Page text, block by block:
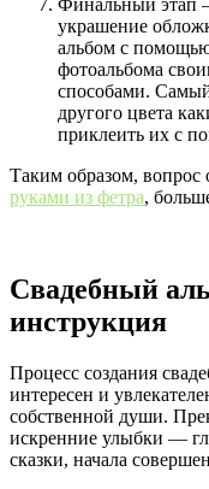
Финальный этап
украшение
альбом с
фотоальбома
способами.
другого цвета
приклеить их с
Таким образом, вопрос
руками из фетра,
Свадебный
инструкция
Процесс создания
интересен и
собственной души.
искренние улыбки —
сказки, начала